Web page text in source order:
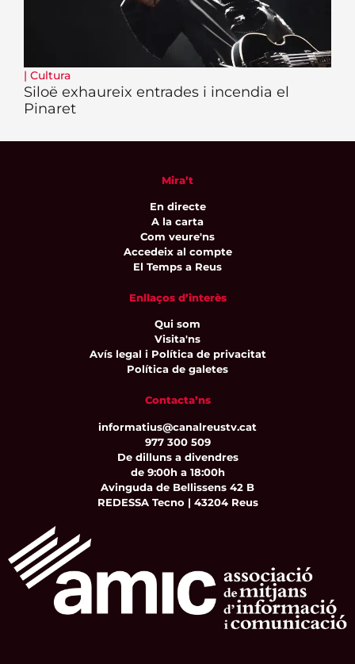
| Cultura
Siloë exhaureix entrades i incendia el
Pinaret
Mira’t
En directe
A la carta
Com veure'ns
Accedeix al compte
El Temps a Reus
Enllaços d’interès
Qui som
Visita'ns
Avís legal i Política de privacitat
Política de galetes
Contacta’ns
informatius@canalreustv.cat
977 300 509
De dilluns a divendres
de 9:00h a 18:00h
Avinguda de Bellissens 42 B
REDESSA Tecno | 43204 Reus